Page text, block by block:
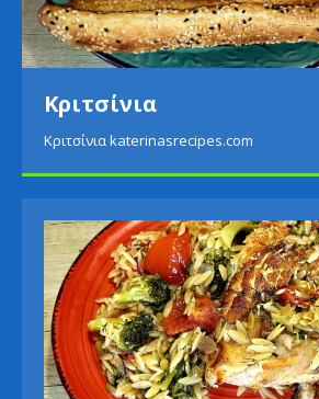
Κριτσίνια
Κριτσίνια katerinasrecipes.com